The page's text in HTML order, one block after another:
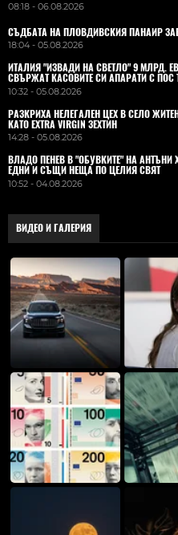
08:18 - 06.08.2026
СЪДБАТА НА ПЛОВДИВСКИЯ ПАНАИР
18:04 - 05.08.2026
ИТАЛИЯ "ИЗВАДИ НА СВЕТЛО" 9 МЛРД.
СВЪРЖАТ КАСОВИТЕ СИ АПАРАТИ С ПОС
10:32 - 05.08.2026
РАЗКРИХА НЕЛЕГАЛЕН ЦЕХ В СЕЛО
КАТО EXTRA VIRGIN ЗЕХТИН
14:28 - 05.08.2026
ВЛАДO ПЕНЕВ В "ОБУВКИТЕ" НА
ЕДНИ И СЪЩИ НЕЩА ПО ЦЕЛИЯ СВЯТ
10:52 - 04.08.2026
ВИДЕО И ГАЛЕРИЯ